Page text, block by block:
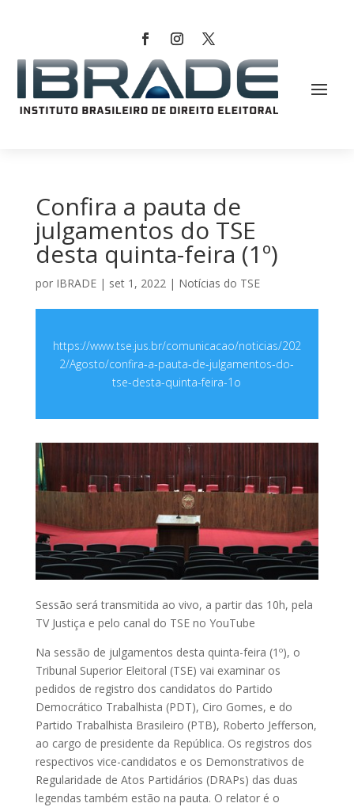
Confira a pauta de
julgamentos do TSE
desta quinta-feira (1º)
por IBRADE| set 1, 2022| Notícias do TSE
https://www.tse.jus.br/comunicacao/noticias/202
2/Agosto/confira-a-pauta-de-julgamentos-do-
tse-desta-quinta-feira-1o
Sessão será transmitida ao vivo, a partir das 10h, pela
TV Justiça e pelo canal do TSE no YouTube
Na sessão de julgamentos desta quinta-feira (1º), o
Tribunal Superior Eleitoral (TSE) vai examinar os
pedidos de registro dos candidatos do Partido
Democrático Trabalhista (PDT), Ciro Gomes, e do
Partido Trabalhista Brasileiro (PTB), Roberto Jefferson,
ao cargo de presidente da República. Os registros dos
respectivos vice-candidatos e os Demonstrativos de
Regularidade de Atos Partidários (DRAPs) das duas
legendas também estão na pauta. O relator é o